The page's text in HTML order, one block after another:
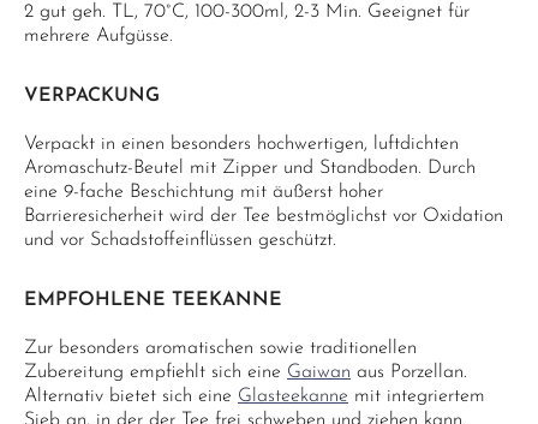
2 gut geh. TL, 70°C, 100-300ml, 2-3 Min. Geeignet für
mehrere Aufgüsse.
VERPACKUNG
Verpackt in einen besonders hochwertigen, luftdichten
Aromaschutz-Beutel mit Zipper und Standboden. Durch
eine 9-fache Beschichtung mit äußerst hoher
Barrieresicherheit wird der Tee bestmöglichst vor Oxidation
und vor Schadstoffeinflüssen geschützt.
EMPFOHLENE TEEKANNE
Zur besonders aromatischen sowie traditionellen
Zubereitung empfiehlt sich eine Gaiwan aus Porzellan.
Alternativ bietet sich eine Glasteekanne mit integriertem